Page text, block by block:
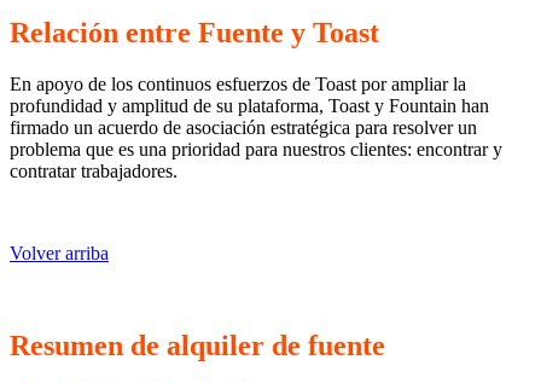
Relación entre Fuente y Toast
En apoyo de los continuos esfuerzos de Toast por ampliar la
profundidad y amplitud de su plataforma, Toast y Fountain han
firmado un acuerdo de asociación estratégica para resolver un
problema que es una prioridad para nuestros clientes: encontrar y
contratar trabajadores.
Volver arriba
Resumen de alquiler de fuente